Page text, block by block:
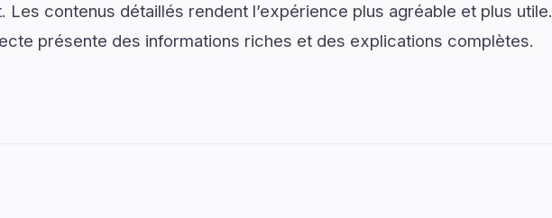
Les contenus détaillés rendent l’expérience plus agréable et plus utile.
présente des informations riches et des explications complètes.